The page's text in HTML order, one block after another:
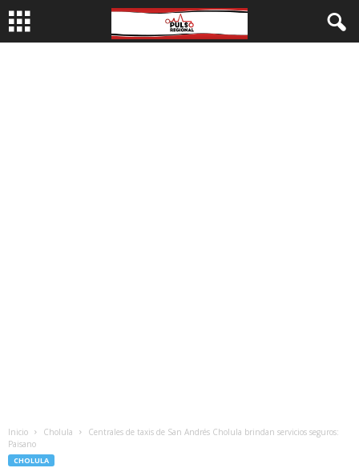
Inicio Cholula
Centrales de taxis de San Andrés Cholula brindan servicios seguros:
Paisano
CHOLULA